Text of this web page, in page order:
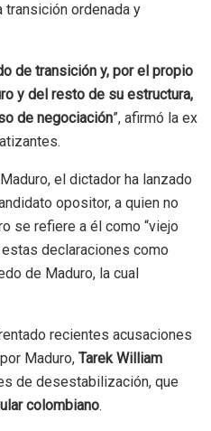
transición ordenada y
de transición y, por el propio
y del resto de su estructura,
de negociación”, afirmó la ex
el dictador ha lanzado
opositor, a quien no
se refiere a él como “viejo
declaraciones como
de Maduro, la cual
recientes acusaciones
Maduro, Tarek William
de desestabilización, que
colombiano.